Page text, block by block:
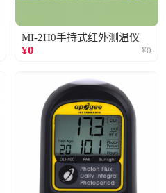
MI-2H0手持式红外测温仪
¥0 ¥0